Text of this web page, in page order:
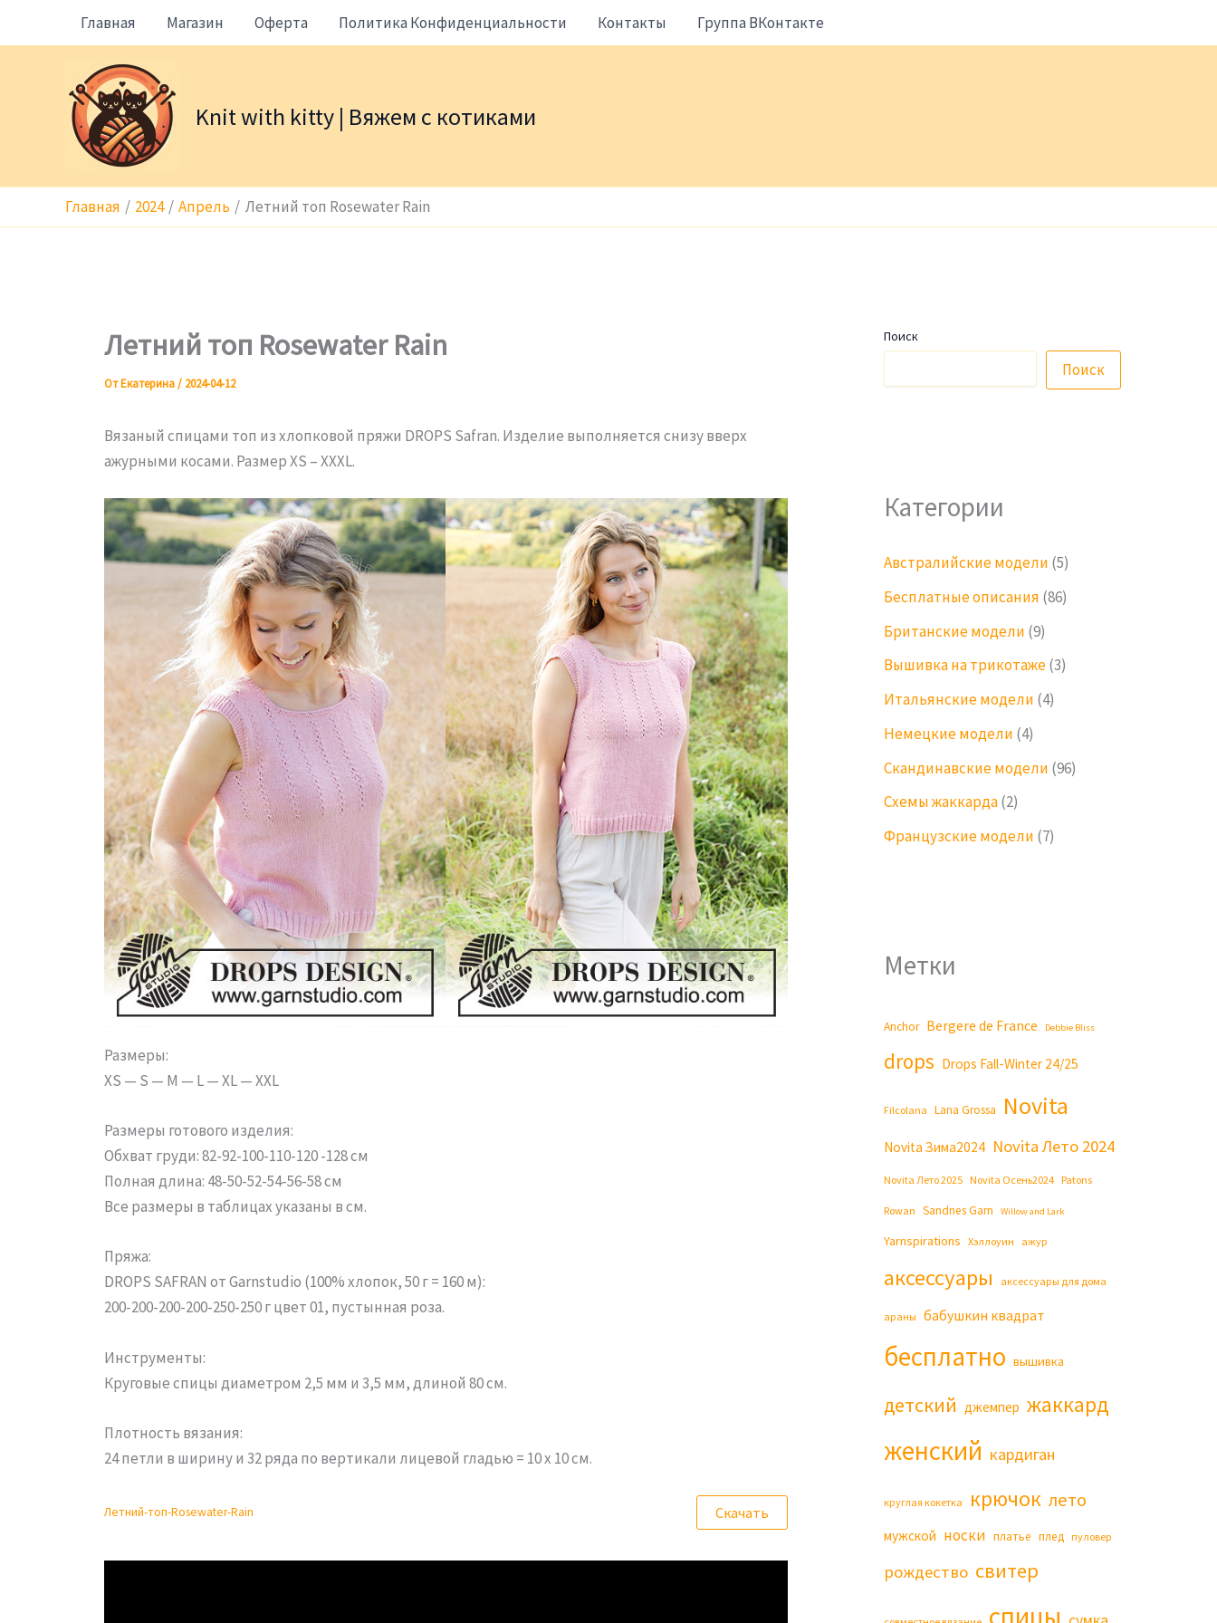
Главная Магазин Оферта Политика Конфиденциальности Контакты Группа ВКонтакте
Knit with kitty | Вяжем с котиками
Главная 2024 Апрель Летний топ Rosewater Rain
Летний топ Rosewater Rain
ОтЕкатерина/ 2024-04-12
Вязаный спицами топ из хлопковой пряжи DROPS Safran. Изделие выполняется снизу вверх
ажурными косами. Размер XS – XXXL.
Размеры:
XS — S — M — L — XL — XXL
Размеры готового изделия:
Обхват груди: 82-92-100-110-120 -128 см
Полная длина: 48-50-52-54-56-58 см
Все размеры в таблицах указаны в см.
Пряжа:
DROPS SAFRAN от Garnstudio (100% хлопок, 50 г = 160 м):
200-200-200-200-250-250 г цвет 01, пустынная роза.
Инструменты:
Круговые спицы диаметром 2,5 мм и 3,5 мм, длиной 80 см.
Плотность вязания:
24 петли в ширину и 32 ряда по вертикали лицевой гладью = 10 x 10 см.
Летний-топ-Rosewater-Rain Скачать
Поиск
Поиск
Категории
Австралийские модели (5)
Бесплатные описания (86)
Британские модели (9)
Вышивка на трикотаже(3)
Итальянские модели (4)
Немецкие модели (4)
Скандинавские модели (96)
Схемы жаккарда(2)
Французские модели (7)
Метки
Anchor Bergere de France Debbie Bliss
drops Drops Fall-Winter 24/25
Filcolana Lana Grossa Novita
Novita Зима2024 Novita Лето 2024
Novita Лето 2025 Novita Осень2024 Patons
Rowan Sandnes Garn Willow and Lark
Yarnspirations Хэллоуин ажур
аксессуары аксессуары для дома
араны бабушкин квадрат
бесплатно вышивка
детский джемпер жаккард
женский кардиган
круглая кокетка крючок лето
мужской носки платье плед пуловер
рождество свитер